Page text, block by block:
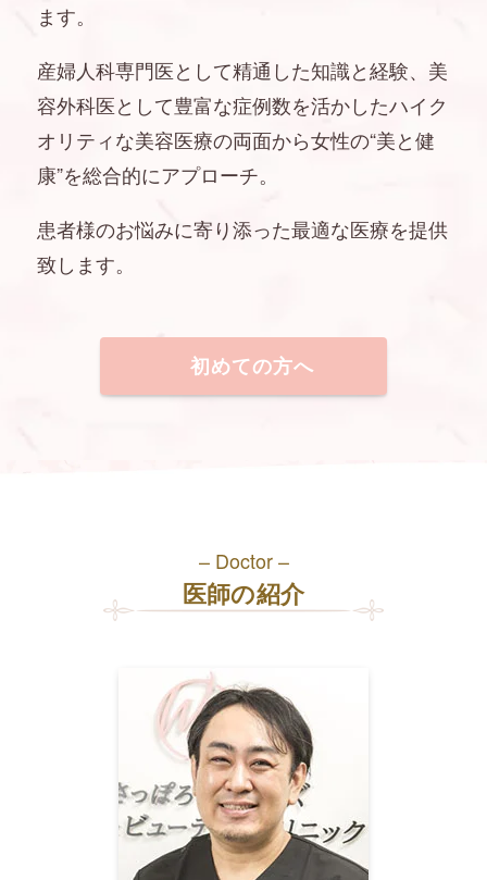
ます。
産婦人科専門医として精通した知識と経験、美
容外科医として豊富な症例数を活かしたハイク
オリティな美容医療の両面から女性の“美と健
康”を総合的にアプローチ。
患者様のお悩みに寄り添った最適な医療を提供
致します。
初めての方へ
– Doctor –
医師の紹介